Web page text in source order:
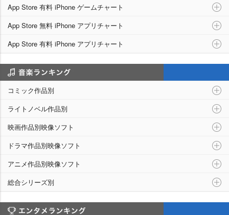
App Store 有料 iPhone ゲームチャート
App Store 無料 iPhone アプリチャート
App Store 有料 iPhone アプリチャート
コミック作品別
ライトノベル作品別
映画作品別映像ソフト
ドラマ作品別映像ソフト
アニメ作品別映像ソフト
総合シリーズ別